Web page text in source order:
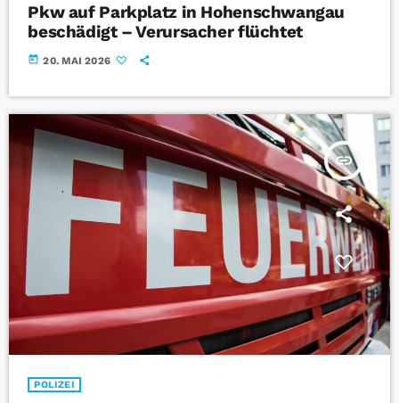
Pkw auf Parkplatz in Hohenschwangau
beschädigt – Verursacher flüchtet
today 20. MAI 2026
insert_link
POLIZEI